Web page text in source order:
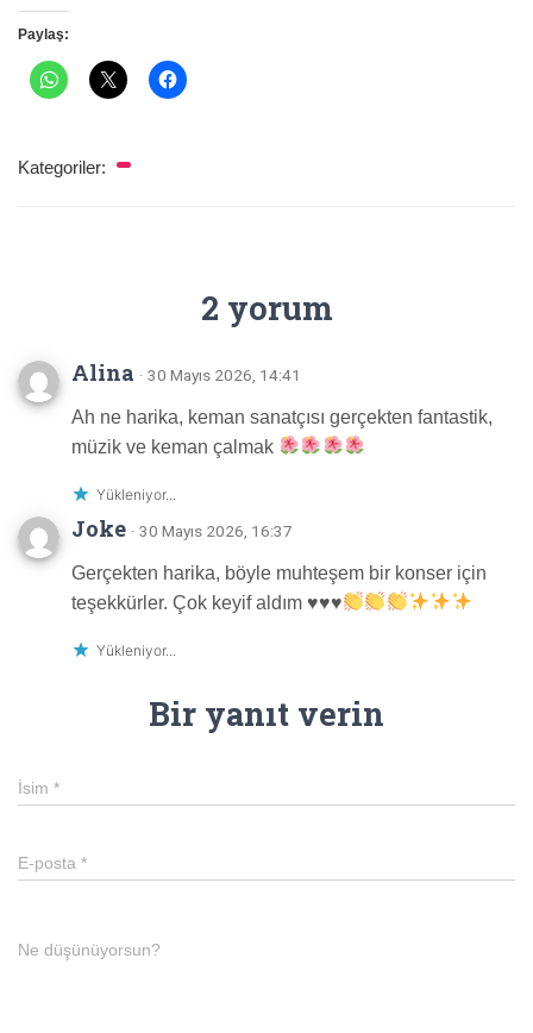
Paylaş:
Kategoriler:
2 yorum
Alina · 30 Mayıs 2026, 14:41
Ah ne harika, keman sanatçısı gerçekten fantastik,
müzik ve keman çalmak
Yükleniyor...
Joke · 30 Mayıs 2026, 16:37
Gerçekten harika, böyle muhteşem bir konser için
teşekkürler. Çok keyif aldım ♥️♥️♥️
Yükleniyor...
Bir yanıt verin
İsim *
E-posta *
Ne düşünüyorsun?